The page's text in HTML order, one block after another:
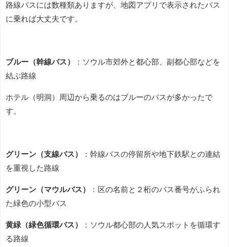
路線バスには数種類ありますが、地図アプリで表示されたバス
に乗れば大丈夫です。
ブルー（幹線バス）
：ソウル市郊外と都心部、副都心部などを
結ぶ路線
ホテル（明洞）周辺から乗るのはブルーのバスが多かったで
す。
グリーン（支線バス）
：幹線バスの停留所や地下鉄駅との連結
を重視した路線
グリーン（マウルバス）
：区の名前と２桁のバス番号がふられ
た緑色の小型バス
黄緑（緑色循環バス）
：ソウル都心部の人気スポットを循環す
る路線